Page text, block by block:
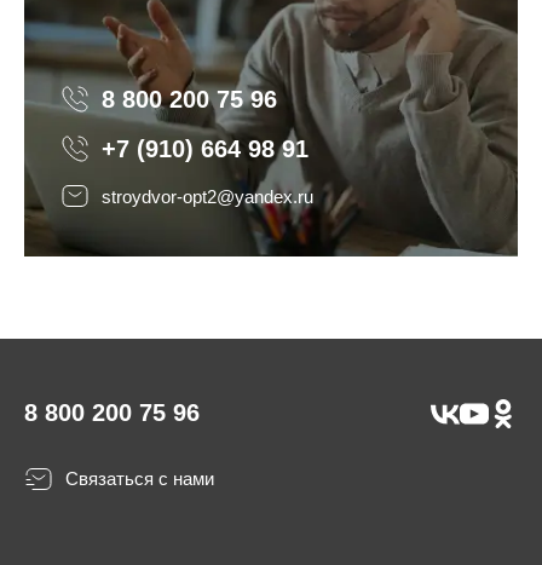
8 800 200 75 96 8 800 200 75 96
+7 (910) 664 98 91
stroydvor-opt2@yandex.ru
8 800 200 75 96
Связаться с нами